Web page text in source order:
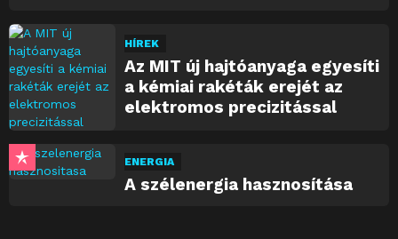
HÍREK
Az MIT új hajtóanyaga egyesíti
a kémiai rakéták erejét az
elektromos precizitással
ENERGIA
A szélenergia hasznosítása